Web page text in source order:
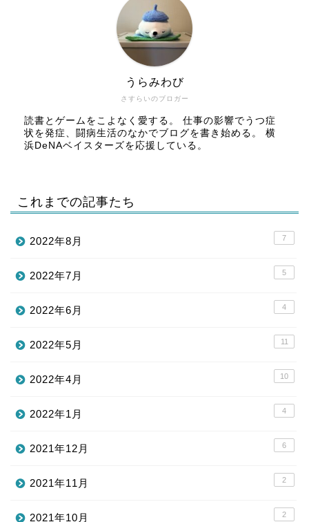
さすらいのブロガー
うらみわび
読書とゲームをこよなく愛する。 仕事の影響でうつ症
状を発症、闘病生活のなかでブログを書き始める。 横
浜DeNAベイスターズを応援している。
これまでの記事たち
2022年8月 7
2022年7月 5
2022年6月 4
2022年5月 11
2022年4月 10
2022年1月 4
2021年12月 6
2021年11月 2
2021年10月 2